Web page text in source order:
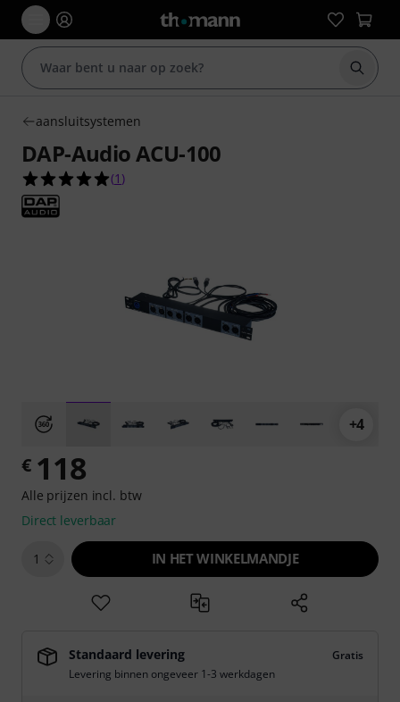
Zoek
aansluitsystemen
DAP-Audio ACU-100
5.0 van de 5 sterren van 1 klantbeoordelingen
(1 )
+4
€ 118
Alle prijzen incl. btw
Direct leverbaar
1 IN HET WINKELMANDJE
Standaard levering
Gratis
Levering binnen ongeveer 1-3 werkdagen